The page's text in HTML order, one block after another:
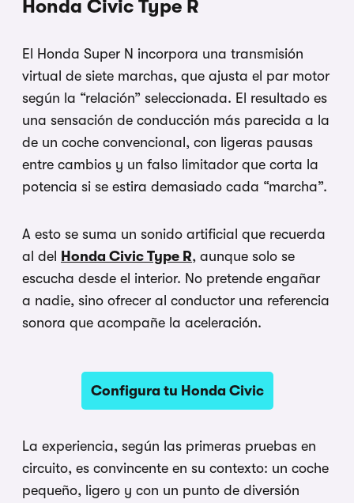
Honda Civic Type R
El Honda Super N incorpora una transmisión
virtual de siete marchas, que ajusta el par motor
según la “relación” seleccionada. El resultado es
una sensación de conducción más parecida a la
de un coche convencional, con ligeras pausas
entre cambios y un falso limitador que corta la
potencia si se estira demasiado cada “marcha”.
A esto se suma un sonido artificial que recuerda
al del Honda Civic Type R, aunque solo se
escucha desde el interior. No pretende engañar
a nadie, sino ofrecer al conductor una referencia
sonora que acompañe la aceleración.
Configura tu Honda Civic
La experiencia, según las primeras pruebas en
circuito, es convincente en su contexto: un coche
pequeño, ligero y con un punto de diversión